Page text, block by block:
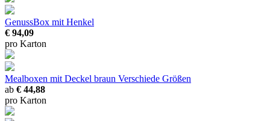
GenussBox mit Henkel
€ 94,09
pro Karton
Mealboxen mit Deckel braun Verschiede Größen
ab € 44,88
pro Karton